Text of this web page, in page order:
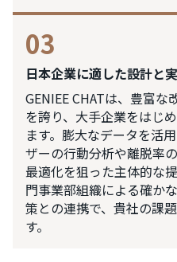
03
日本企業に適した設計と
GENIEE CHATは、豊富
を誇り、大手企業をはじ
ます。膨大なデータを活
ザーの行動分析や離脱率
最適化を狙った主体的な
門事業部組織による確か
策との連携で、貴社の課
す。